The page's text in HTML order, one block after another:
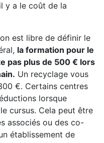
y a le coût de la
est libre de définir le
la formation pour le
pas plus de 500 € lors
Un recyclage vous
€. Certains centres
lorsque
cursus. Cela peut être
associés ou des co-
établissement de